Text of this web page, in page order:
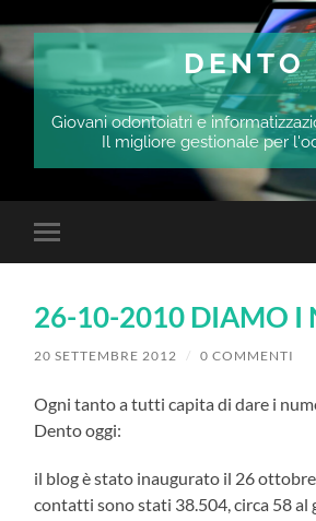
DENTO
Giovani odontoiatri e
Il migliore gestionale per
Attiva/disattiva
il
dispositivi
26-10-2010 DIAMO I
20 SETTEMBRE 2012 / 0 COMMENTI
Ogni tanto a tutti capita di dare i
Dento oggi:
il blog è stato inaugurato il 26
contatti sono stati 38.504, circa 58 al